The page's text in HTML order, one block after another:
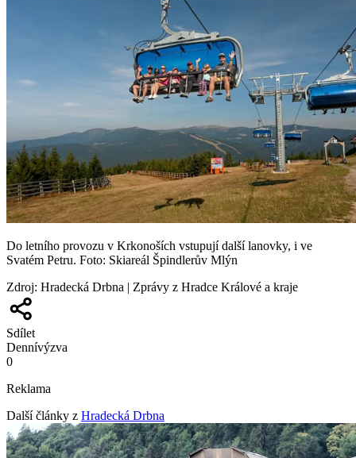
Do letního provozu v Krkonoších vstupují další lanovky, i ve
Svatém Petru. Foto: Skiareál Špindlerův Mlýn
Zdroj: Hradecká Drbna | Zprávy z Hradce Králové a kraje
Sdílet
Dennívýzva
0
Reklama
Další články z Hradecká Drbna